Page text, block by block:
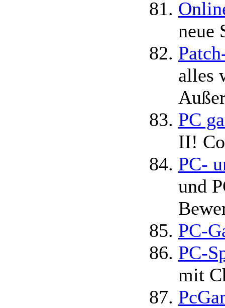
neue
alles
PC
II!
PC-
und
PC-
PC-
mit